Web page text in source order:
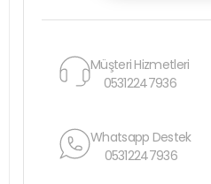
Müşteri Hizmetleri
05312247936
Whatsapp Destek
05312247936